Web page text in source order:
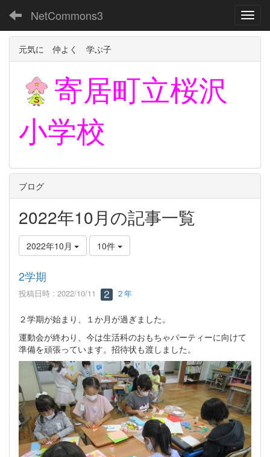
NetCommons3
元気に 仲よく 学ぶ子
寄居町立桜沢
小学校
ブログ
2022年10月の記事一覧
2022年10月 10件
2学期
投稿日時 : 2022/10/11 ２年
２学期が始まり、１か月が過ぎました。
運動会が終わり、今は生活科のおもちゃパーティーに向けて
準備を頑張っています。招待状も渡しました。